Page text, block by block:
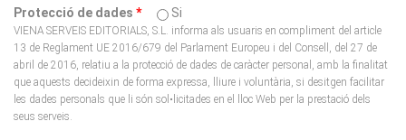
VIENA SERVEIS EDITORIALS, S.L. informa als usuaris en compliment del article
13 de Reglament UE 2016/679 del Parlament Europeu i del Consell, del 27 de
abril de 2016, relatiu a la protecció de dades de caràcter personal, amb la finalitat
que aquests decideixin de forma expressa, lliure i voluntària, si desitgen facilitar
les dades personals que li són sol•licitades en el lloc Web per la prestació dels
seus serveis.